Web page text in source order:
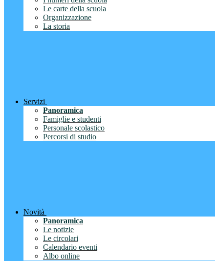
Le carte della scuola
Organizzazione
La storia
Servizi
Panoramica
Famiglie e studenti
Personale scolastico
Percorsi di studio
Novità
Panoramica
Le notizie
Le circolari
Calendario eventi
Albo online